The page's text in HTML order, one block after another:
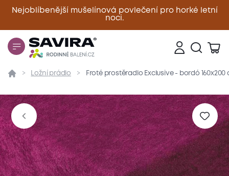
Nejoblíbenější mušelínová povlečení pro horké letní
noci.
Zavřít
Přehled Parametry Popis produktu Materiál
Ložní prádlo Froté prostěradlo Exclusive - bordó 160x200